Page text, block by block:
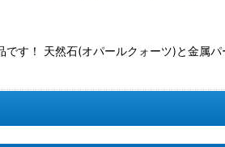
す！ 天然石(オパールクォーツ)と金属